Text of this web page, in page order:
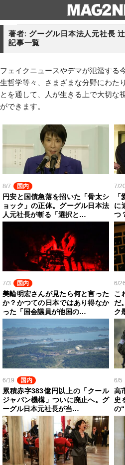
著者: グーグル日本法人元社長
記事一覧
フェイクニュースやデマが氾濫する
生哲学等々、さまざまな分野にわた
とを通して、人が生きる上で大切な
ができます。
8/7 国内
円安と国債急落を招いた「骨太シ
ョック」の正体。グーグル日本法
人元社長が斬る「選択と…
7/20
に
つ
7/3 国内
美輪明宏さんが見たら何と言った
か？かつての日本ではあり得なか
った「国会議員が他国の…
6/26
こ
だ
ク
6/19 国内
累積赤字383億円以上の「クール
ジャパン機構」ついに廃止へ。グ
ーグル日本元社長が当…
6/5
高
史
の